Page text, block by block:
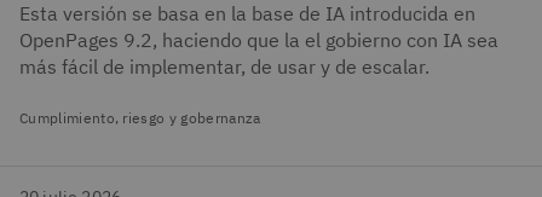
Esta versión se basa en la base de IA introducida en
OpenPages 9.2, haciendo que la el gobierno con IA sea
más fácil de implementar, de usar y de escalar.
Cumplimiento, riesgo y gobernanza